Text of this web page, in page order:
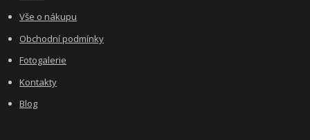
Vše o nákupu
Obchodní podmínky
Fotogalerie
Kontakty
Blog